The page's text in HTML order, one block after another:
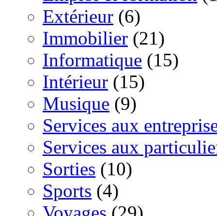
Extérieur (6)
Immobilier (21)
Informatique (15)
Intérieur (15)
Musique (9)
Services aux
Services aux
Sorties (10)
Sports (4)